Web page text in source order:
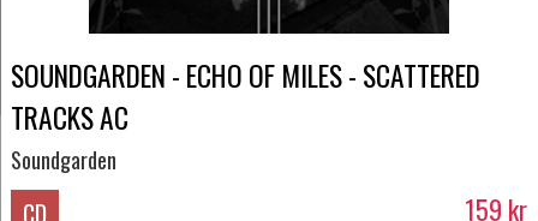
SOUNDGARDEN - ECHO OF MILES - SCATTERED
TRACKS AC
Soundgarden
159 kr